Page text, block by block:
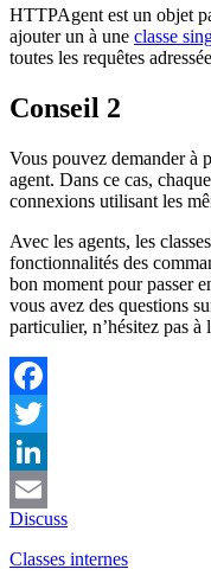
HTTPAgentest un objet
ajouter un à une classe
toutes les requêtes
Conseil 2
Vous pouvez demander à
agent. Dans ce cas,
connexions utilisant les
Avec les agents, les
fonctionnalités des
bon moment pour passer
vous avez des questions
particulier, n’hésitez pas à
Facebook
Twitter
LinkedIn
Email
Discuss
Classes internes